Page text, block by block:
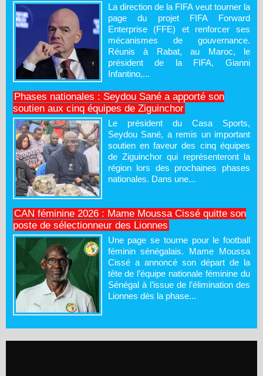
La direction de la FIFA veut tourner la
page du projet FIFA Forward
Enterprise (FFE) et renforcer ses
mécanismes de gouvernance.
Réunis à Rabat, au Maroc, le
président de la FIFA, Gianni
Infantino,...
Phases nationales : Seydou Sané a apporté son
soutien aux cinq équipes de Ziguinchor
Le président du Casa Sports,
Seydou Sané, a remis un important
soutien en faveur des cinq équipes
de Ziguinchor qui représenteront la
région lors des prochaines phases
nationales. Dans une...
CAN féminine 2026 : Mame Moussa Cissé quitte son
poste de sélectionneur des Lionnes
Une page se tourne pour le football
féminin sénégalais. Mame Moussa
Cissé a annoncé son départ de la
tête de l’équipe nationale féminine du
Sénégal à l’issue de l’élimination des
Lionnes dès la phase...